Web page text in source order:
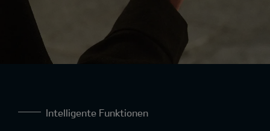
Intelligente Funktionen